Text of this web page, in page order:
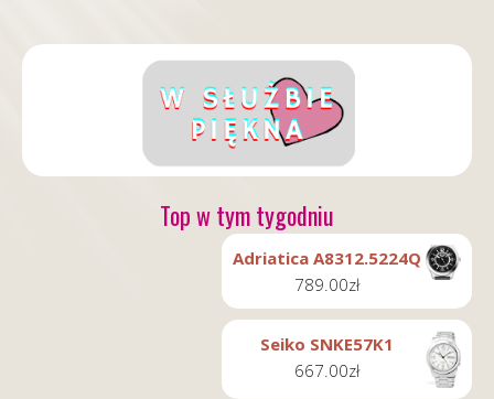
Top w tym tygodniu
Adriatica A8312.5224Q
789.00zł
Seiko SNKE57K1
667.00zł